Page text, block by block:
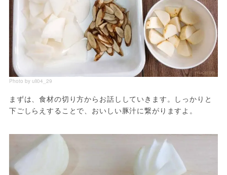
Photo by uli04_29
まずは、食材の切り方からお話ししていきます。しっかりと
下ごしらえすることで、おいしい豚汁に繋がりますよ。